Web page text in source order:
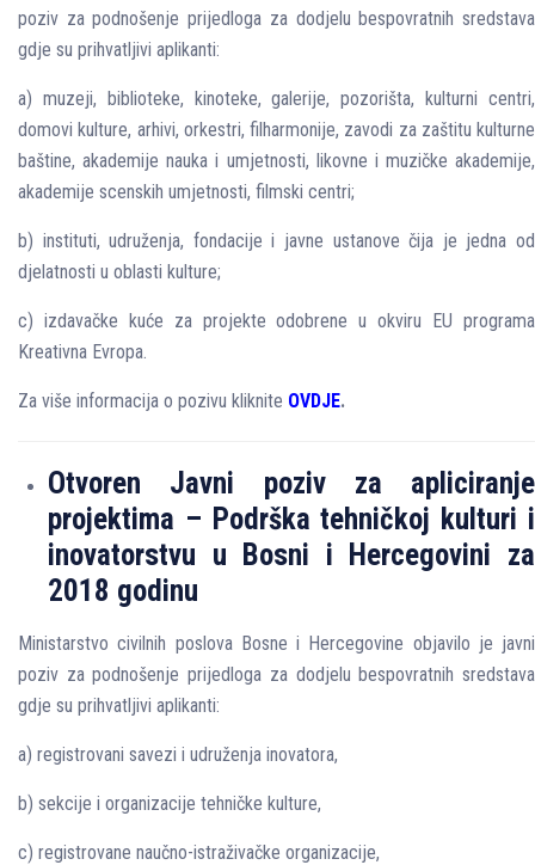
poziv za podnošenje prijedloga za dodjelu bespovratnih sredstava
gdje su prihvatljivi aplikanti:
a) muzeji, biblioteke, kinoteke, galerije, pozorišta, kulturni centri,
domovi kulture, arhivi, orkestri, filharmonije, zavodi za zaštitu kulturne
baštine, akademije nauka i umjetnosti, likovne i muzičke akademije,
akademije scenskih umjetnosti, filmski centri;
b) instituti, udruženja, fondacije i javne ustanove čija je jedna od
djelatnosti u oblasti kulture;
c) izdavačke kuće za projekte odobrene u okviru EU programa
Kreativna Evropa.
Za više informacija o pozivu kliknite OVDJE.
Otvoren Javni poziv za apliciranje
projektima – Podrška tehničkoj kulturi i
inovatorstvu u Bosni i Hercegovini za
2018 godinu
Ministarstvo civilnih poslova Bosne i Hercegovine objavilo je javni
poziv za podnošenje prijedloga za dodjelu bespovratnih sredstava
gdje su prihvatljivi aplikanti:
a) registrovani savezi i udruženja inovatora,
b) sekcije i organizacije tehničke kulture,
c) registrovane naučno-istraživačke organizacije,